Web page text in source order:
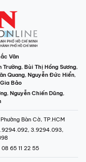
Văn
Trường, Bùi Thị Hồng Sương,
Quang, Nguyễn Đức Hiển,
Bảo
, Nguyễn Chiến Dũng,
Bàn Cờ, TP.HCM
3.9294.093,
08 65 11 22 55